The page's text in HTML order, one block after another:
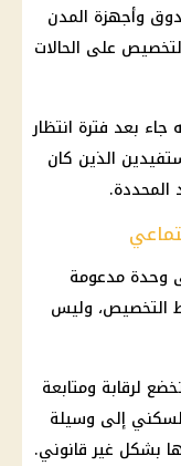
وأجهزة المدن
على الحالات
جاء بعد فترة انتظار
الذين كان
المحددة.
وحدة مدعومة
التخصيص، وليس
لرقابة ومتابعة
إلى وسيلة
بشكل غير قانوني.